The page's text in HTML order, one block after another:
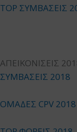
TOP ΣΥΜΒΑΣΕΙΣ
ΑΠΕΙΚΟΝΙΣΕΙΣ
ΣΥΜΒΑΣΕΙΣ 2018
ΟΜΑΔΕΣ CPV 2018